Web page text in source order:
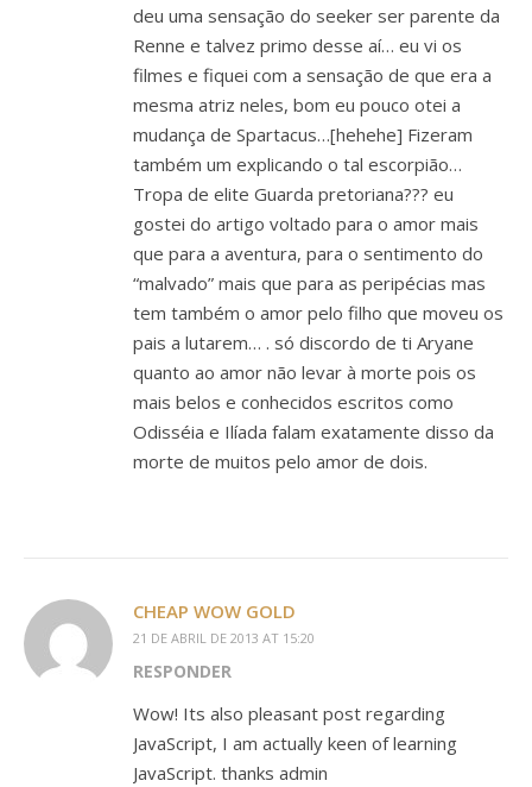
deu uma sensação do seeker ser parente da
Renne e talvez primo desse aí… eu vi os
filmes e fiquei com a sensação de que era a
mesma atriz neles, bom eu pouco otei a
mudança de Spartacus…[hehehe] Fizeram
também um explicando o tal escorpião…
Tropa de elite Guarda pretoriana??? eu
gostei do artigo voltado para o amor mais
que para a aventura, para o sentimento do
“malvado” mais que para as peripécias mas
tem também o amor pelo filho que moveu os
pais a lutarem… . só discordo de ti Aryane
quanto ao amor não levar à morte pois os
mais belos e conhecidos escritos como
Odisséia e Ilíada falam exatamente disso da
morte de muitos pelo amor de dois.
CHEAP WOW GOLD
21 DE ABRIL DE 2013 AT 15:20
RESPONDER
Wow! Its also pleasant post regarding
JavaScript, I am actually keen of learning
JavaScript. thanks admin